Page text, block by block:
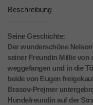
Beschreibung
Seine Geschichte:
Der wunderschöne
seiner Freundin Millie von
weggefangen und in die
beide von Eugen
Brasov-Prejmer
Hundefreundin auf der